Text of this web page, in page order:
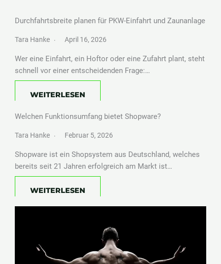
Durchfahrtsbreite planen für PKW-Einfahrt und Zaunanlage
Tara Hanke April 16, 2026
Wer eine Einfahrt, ein Hoftor oder eine Zufahrt plant, steht
schnell vor einer entscheidenden Frage:…
WEITERLESEN
Welchen Funktionsumfang bietet Shopware?
Tara Hanke Februar 5, 2026
Shopware ist ein Shopsystem aus Deutschland, welches
bereits seit 21 Jahren erfolgreich am Markt ist…
WEITERLESEN